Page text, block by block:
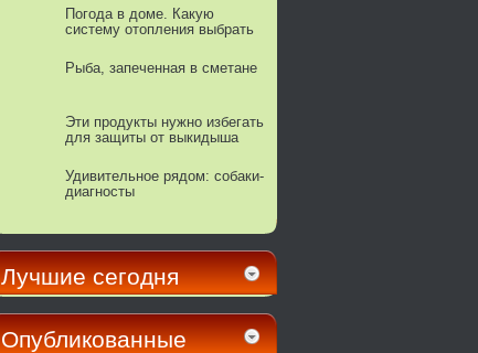
Погода в доме. Какую
систему отопления выбрать
Рыба, запеченная в сметане
Эти продукты нужно избегать
для защиты от выкидыша
Удивительное рядом: собаки-
диагносты
Лучшие сегодня
Опубликованные